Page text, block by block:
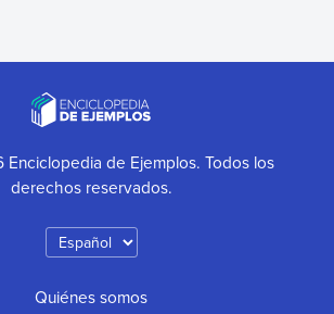
de Ejemplos. Todos los
derechos reservados.
Quiénes somos